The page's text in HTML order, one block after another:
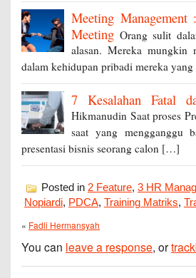
Meeting
Meeting Orang sulit
alasan. Mereka mungkin
dalam kehidupan pribadi mereka
7 Kesalahan Fatal
Hikmanudin Saat proses
saat yang mengganggu
presentasi bisnis seorang calon […]
Posted in 2 Feature, 3 HR
Nopiardi, PDCA, Training Matriks,
« Fadli Hermansyah
You can leave a response, or